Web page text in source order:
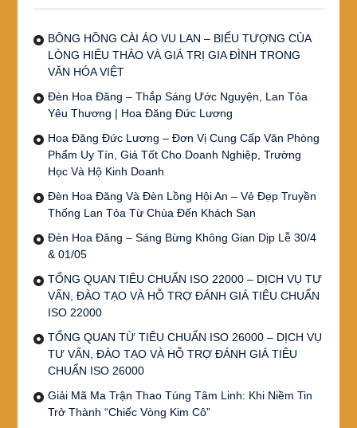
BÔNG HỒNG CÀI ÁO VU LAN – BIỂU TƯỢNG CỦA
LÒNG HIẾU THẢO VÀ GIÁ TRỊ GIA ĐÌNH TRONG
VĂN HÓA VIỆT
Đèn Hoa Đăng – Thắp Sáng Ước Nguyện, Lan Tỏa
Yêu Thương | Hoa Đăng Đức Lương
Hoa Đăng Đức Lương – Đơn Vị Cung Cấp Văn Phòng
Phẩm Uy Tín, Giá Tốt Cho Doanh Nghiệp, Trường
Học Và Hộ Kinh Doanh
Đèn Hoa Đăng Và Đèn Lồng Hội An – Vẻ Đẹp Truyền
Thống Lan Tỏa Từ Chùa Đến Khách Sạn
Đèn Hoa Đăng – Sáng Bừng Không Gian Dịp Lễ 30/4
& 01/05
TỔNG QUAN TIÊU CHUẨN ISO 22000 – DỊCH VỤ TƯ
VẤN, ĐÀO TẠO VÀ HỖ TRỢ ĐÁNH GIÁ TIÊU CHUẨN
ISO 22000
TỔNG QUAN TỪ TIÊU CHUẨN ISO 26000 – DỊCH VỤ
TƯ VẤN, ĐÀO TẠO VÀ HỖ TRỢ ĐÁNH GIÁ TIÊU
CHUẨN ISO 26000
Giải Mã Ma Trận Thao Túng Tâm Linh: Khi Niềm Tin
Trở Thành “Chiếc Vòng Kim Cô”